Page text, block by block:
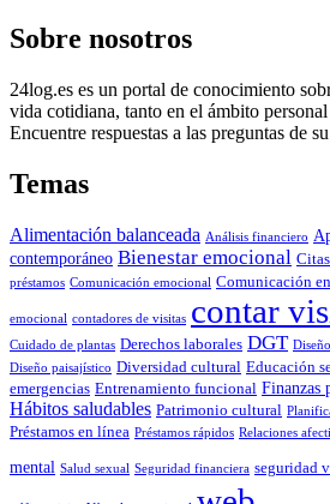
Sobre nosotros
24log.es es un portal de conocimiento
vida cotidiana, tanto en el ámbito
Encuentre respuestas a las preguntas de
Temas
Alimentación balanceada Análisis financiero
contemporáneo Bienestar emocional
préstamos Comunicación emocional Comunicación
emocional contadores de visitas contar
Cuidado de plantas Derechos laborales DGT
Diseño paisajístico Diversidad cultural Educación
emergencias Entrenamiento funcional Finanzas
Hábitos saludables Patrimonio cultural
Préstamos en línea Préstamos rápidos Relaciones
mental Salud sexual Seguridad financiera seguridad